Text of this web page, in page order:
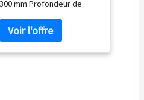
300 mm Profondeur de
technologie avancée cette
motobineuse électrique
de démarrer même
Labourage